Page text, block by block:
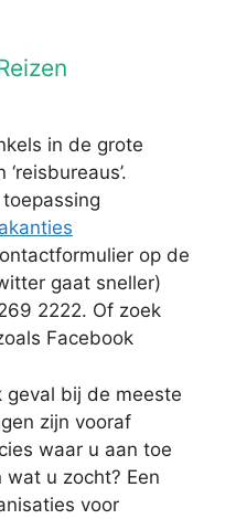
in de grote
op de
gaat sneller)
2222. Of zoek
Facebook
geval bij de meeste
zijn vooraf
waar u aan toe
u zocht? Een
voor